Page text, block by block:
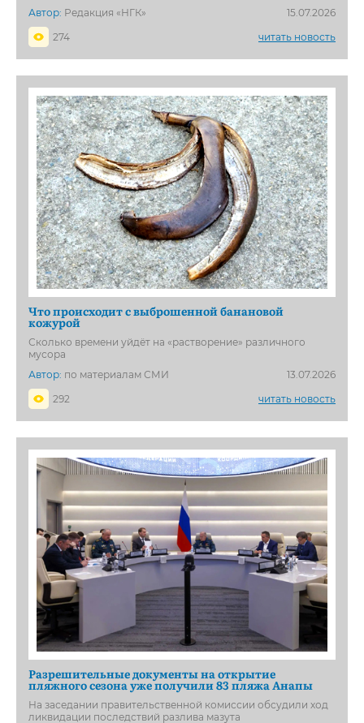
Автор: Редакция «НГК»
15.07.2026
274
читать новость
Что происходит с выброшенной банановой
кожурой
Сколько времени уйдёт на «растворение» различного
мусора
Автор: по материалам СМИ
13.07.2026
292
читать новость
Разрешительные документы на открытие
пляжного сезона уже получили 83 пляжа Анапы
На заседании правительственной комиссии обсудили ход
ликвидации последствий разлива мазута